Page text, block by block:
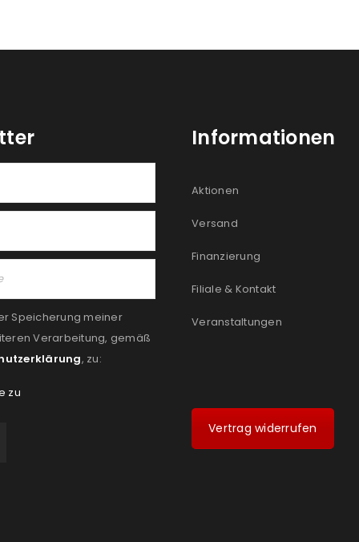
Speicherung meiner
Verarbeitung, gemäß
, zu:
zu
Informationen
Aktionen
Versand
Finanzierung
Filiale & Kontakt
Veranstaltungen
Vertrag widerrufen